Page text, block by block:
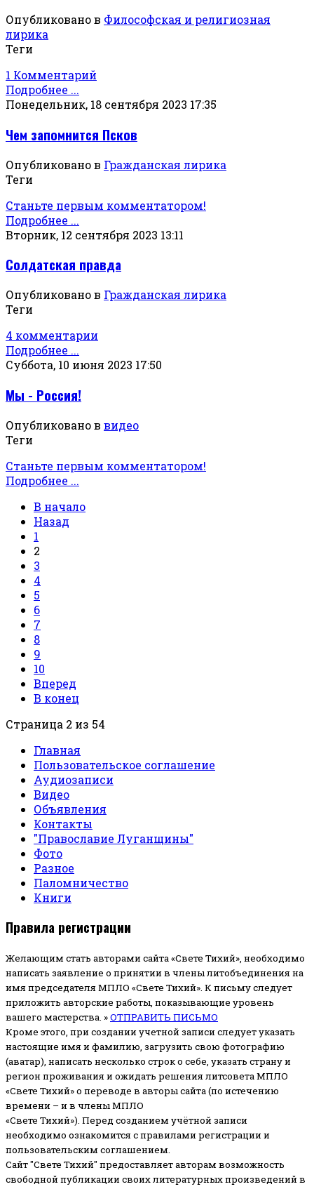
Опубликовано в Философская и религиозная
лирика
Теги
1 Комментарий
Подробнее ...
Понедельник, 18 сентября 2023 17:35
Чем запомнится Псков
Опубликовано в Гражданская лирика
Теги
Станьте первым комментатором!
Подробнее ...
Вторник, 12 сентября 2023 13:11
Солдатская правда
Опубликовано в Гражданская лирика
Теги
4 комментарии
Подробнее ...
Суббота, 10 июня 2023 17:50
Мы - Россия!
Опубликовано в видео
Теги
Станьте первым комментатором!
Подробнее ...
В начало
Назад
1
2
3
4
5
6
7
8
9
10
Вперед
В конец
Страница 2 из 54
Главная
Пользовательское соглашение
Аудиозаписи
Видео
Объявления
Контакты
"Православие Луганщины"
Фото
Разное
Паломничество
Книги
Правила регистрации
Желающим стать авторами сайта «Свете Тихий», необходимо
написать заявление о принятии в члены литобъединения на
имя председателя МПЛО «Свете Тихий». К письму следует
приложить авторские работы, показывающие уровень
вашего мастерства. »ОТПРАВИТЬ ПИСЬМО
Кроме этого, при создании учетной записи следует указать
настоящие имя и фамилию, загрузить свою фотографию
(аватар), написать несколько строк о себе, указать страну и
регион проживания и ожидать решения литсовета МПЛО
«Свете Тихий» о переводе в авторы сайта (по истечению
времени – и в члены МПЛО
«Свете Тихий»). Перед созданием учётной записи
необходимо ознакомится с правилами регистрации и
пользовательским соглашением.
Сайт "Свете Тихий" предоставляет авторам возможность
свободной публикации своих литературных произведений в